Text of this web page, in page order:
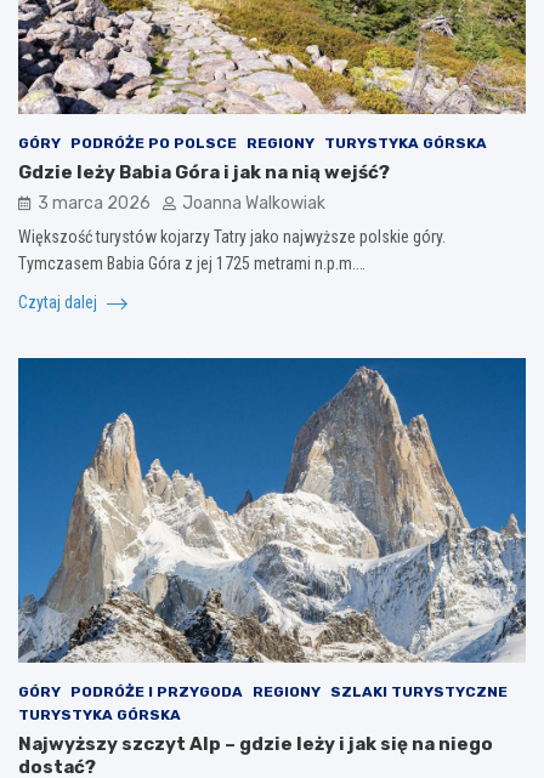
GÓRY PODRÓŻE PO POLSCE REGIONY TURYSTYKA GÓRSKA
Gdzie leży Babia Góra i jak na nią wejść?
3 marca 2026 Joanna Walkowiak
Większość turystów kojarzy Tatry jako najwyższe polskie góry.
Tymczasem Babia Góra z jej 1725 metrami n.p.m.…
Czytaj dalej
GÓRY PODRÓŻE I PRZYGODA REGIONY
SZLAKI TURYSTYCZNE
TURYSTYKA GÓRSKA
Najwyższy szczyt Alp – gdzie leży i jak się na niego
dostać?